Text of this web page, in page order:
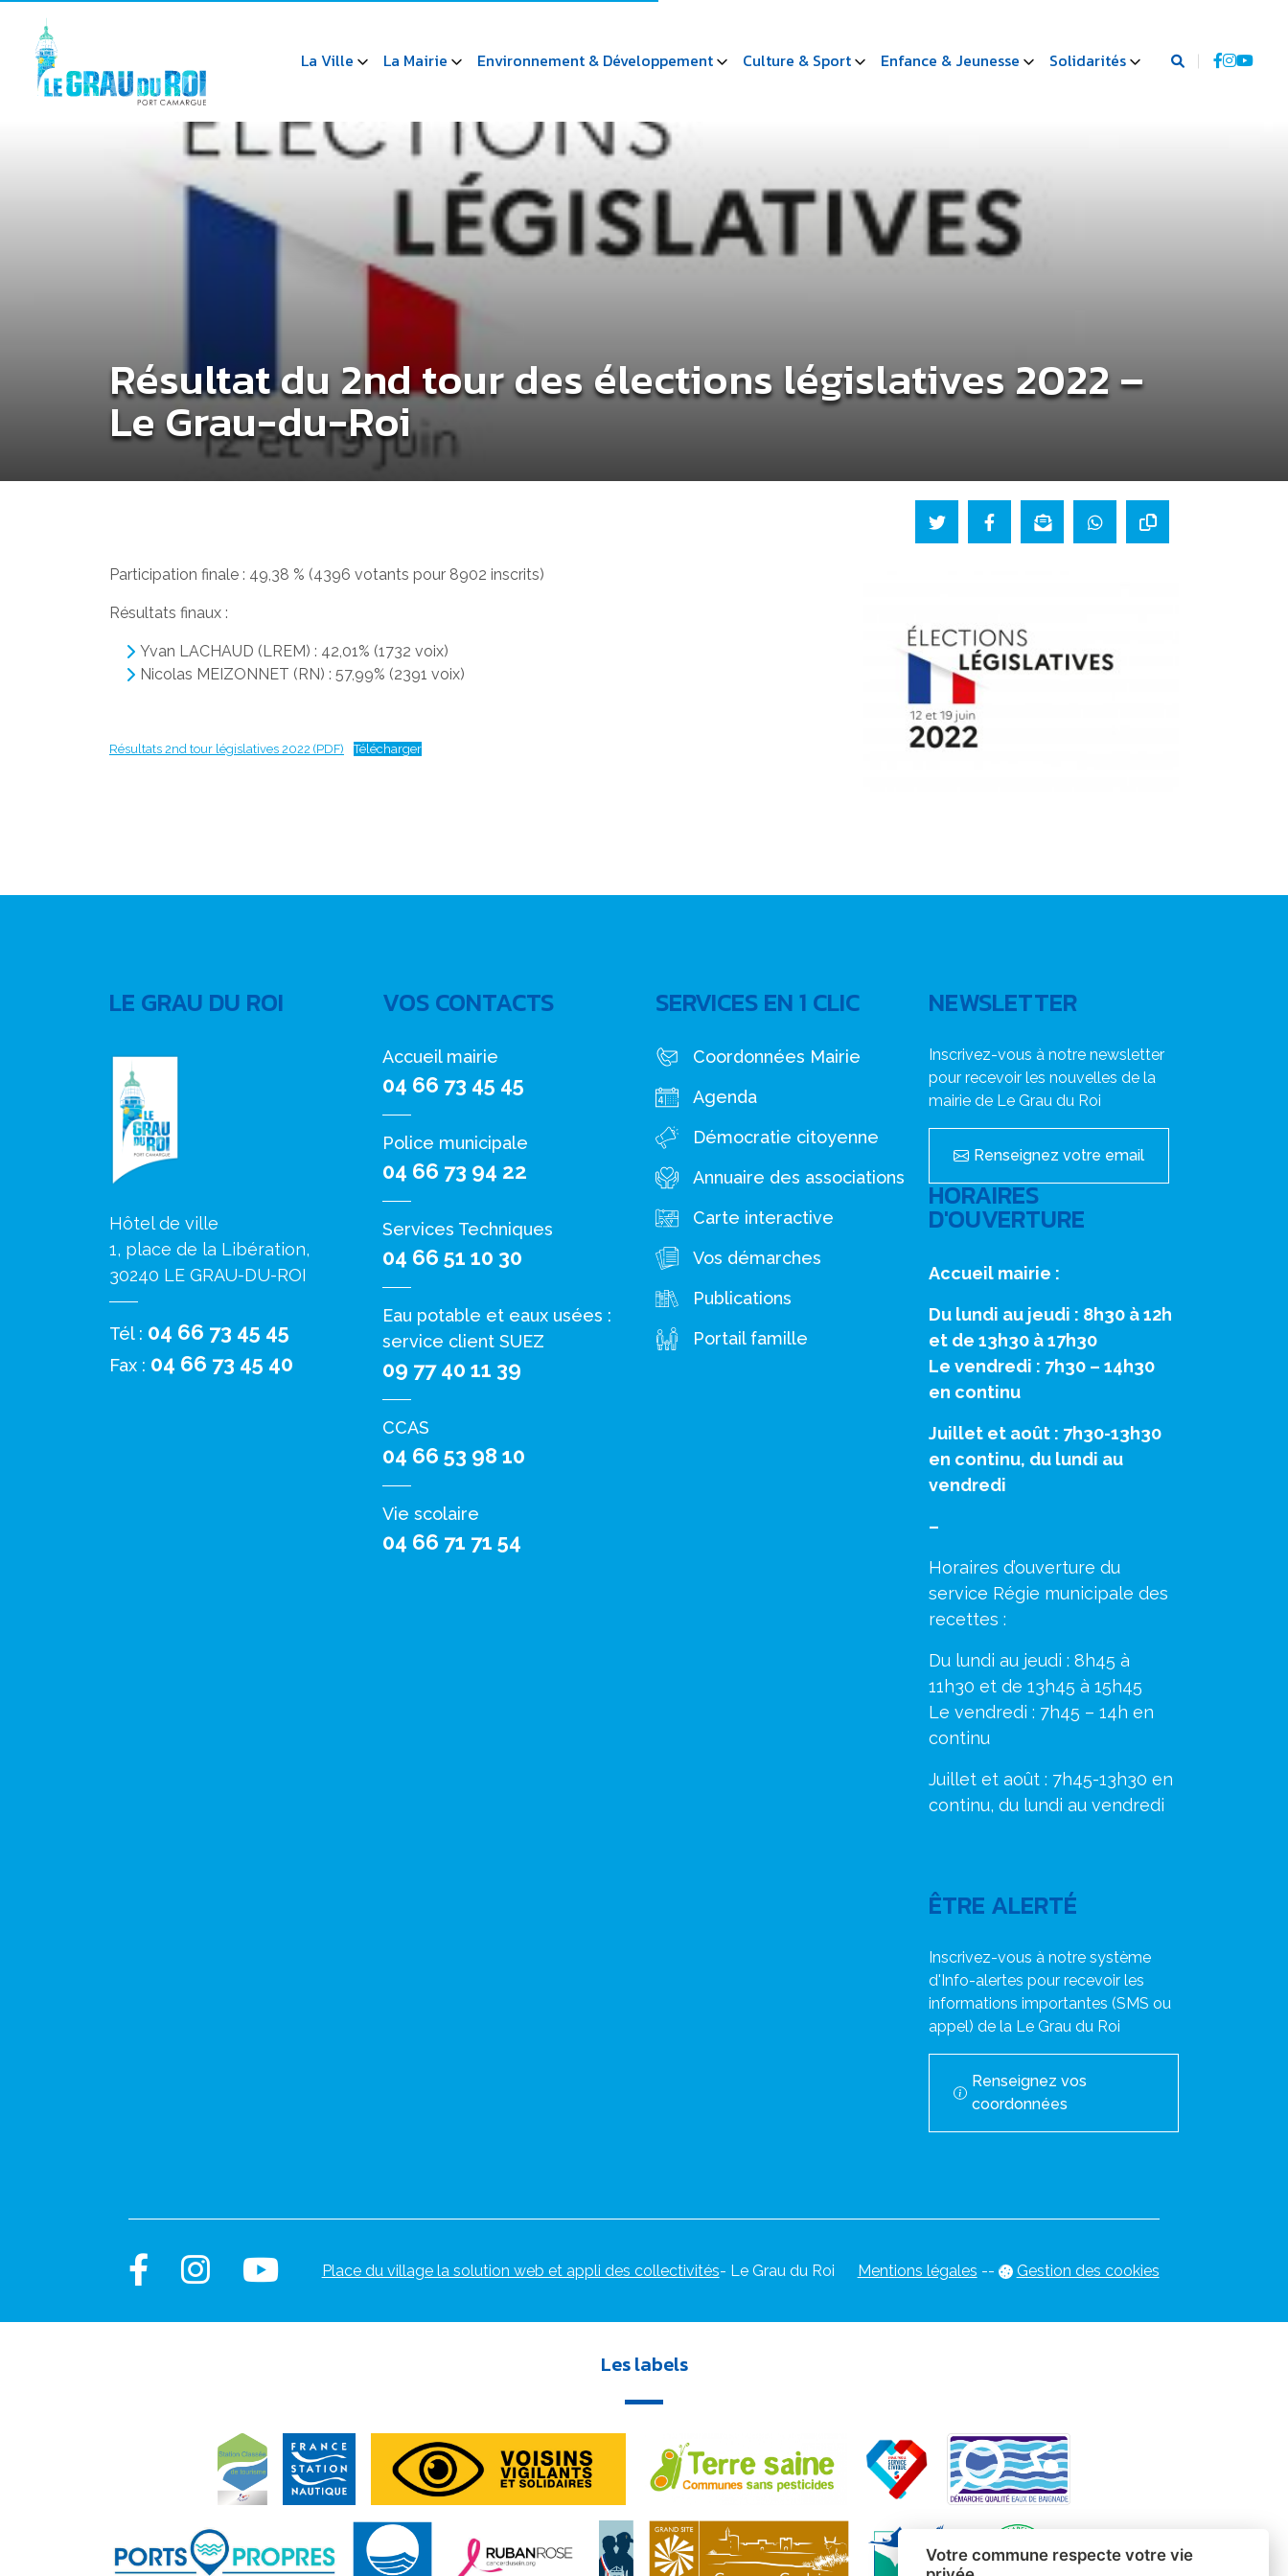
La Ville La Mairie Environnement & Développement Culture & Sport Enfance & Jeunesse Solidarités
Résultat du 2nd tour des élections législatives 2022 –
Le Grau-du-Roi
Participation finale : 49,38 % (4396 votants pour 8902 inscrits)
Résultats finaux :
Yvan LACHAUD (LREM) : 42,01% (1732 voix)
Nicolas MEIZONNET (RN) : 57,99% (2391 voix)
Résultats 2nd tour législatives 2022 (PDF) Télécharger
LE GRAU DU ROI
Hôtel de ville
1, place de la Libération,
30240 LE GRAU-DU-ROI
Tél : 04 66 73 45 45
Fax : 04 66 73 45 40
VOS CONTACTS
Accueil mairie
04 66 73 45 45
Police municipale
04 66 73 94 22
Services Techniques
04 66 51 10 30
Eau potable et eaux usées :
service client SUEZ
09 77 40 11 39
CCAS
04 66 53 98 10
Vie scolaire
04 66 71 71 54
SERVICES EN 1 CLIC
Coordonnées Mairie
Agenda
Démocratie citoyenne
Annuaire des associations
Carte interactive
Vos démarches
Publications
Portail famille
NEWSLETTER
Inscrivez-vous à notre newsletter
pour recevoir les nouvelles de la
mairie de Le Grau du Roi
Renseignez votre email
HORAIRES
D'OUVERTURE
Accueil mairie :
Du lundi au jeudi : 8h30 à 12h
et de 13h30 à 17h30
Le vendredi : 7h30 – 14h30
en continu
Juillet et août : 7h30-13h30
en continu, du lundi au
vendredi
–
Horaires d’ouverture du
service Régie municipale des
recettes :
Du lundi au jeudi : 8h45 à
11h30 et de 13h45 à 15h45
Le vendredi : 7h45 – 14h en
continu
Juillet et août : 7h45-13h30 en
continu, du lundi au vendredi
ÊTRE ALERTÉ
Inscrivez-vous à notre système
d'Info-alertes pour recevoir les
informations importantes (SMS ou
appel) de la Le Grau du Roi
Renseignez vos
coordonnées
Place du village la solution web et appli des collectivités- Le Grau du Roi Mentions légales -- Gestion des cookies
Les labels
Votre commune respecte votre vie